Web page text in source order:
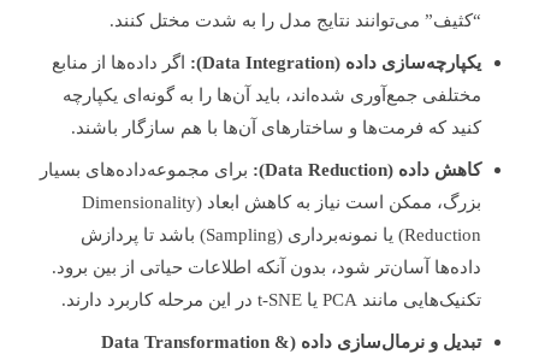
“کثیف” می‌توانند نتایج مدل را به شدت مختل کنند.
یکپارچه‌سازی داده (Data Integration):
اگر داده‌ها از منابع
مختلفی جمع‌آوری شده‌اند، باید آن‌ها را به گونه‌ای یکپارچه
کنید که فرمت‌ها و ساختارهای آن‌ها با هم سازگار باشند.
کاهش داده (Data Reduction):
برای مجموعه‌داده‌های بسیار
بزرگ، ممکن است نیاز به کاهش ابعاد (Dimensionality
Reduction) یا نمونه‌برداری (Sampling) باشد تا پردازش
داده‌ها آسان‌تر شود، بدون آنکه اطلاعات حیاتی از بین برود.
تکنیک‌هایی مانند PCA یا t-SNE در این مرحله کاربرد دارند.
تبدیل و نرمال‌سازی داده (Data Transformation &